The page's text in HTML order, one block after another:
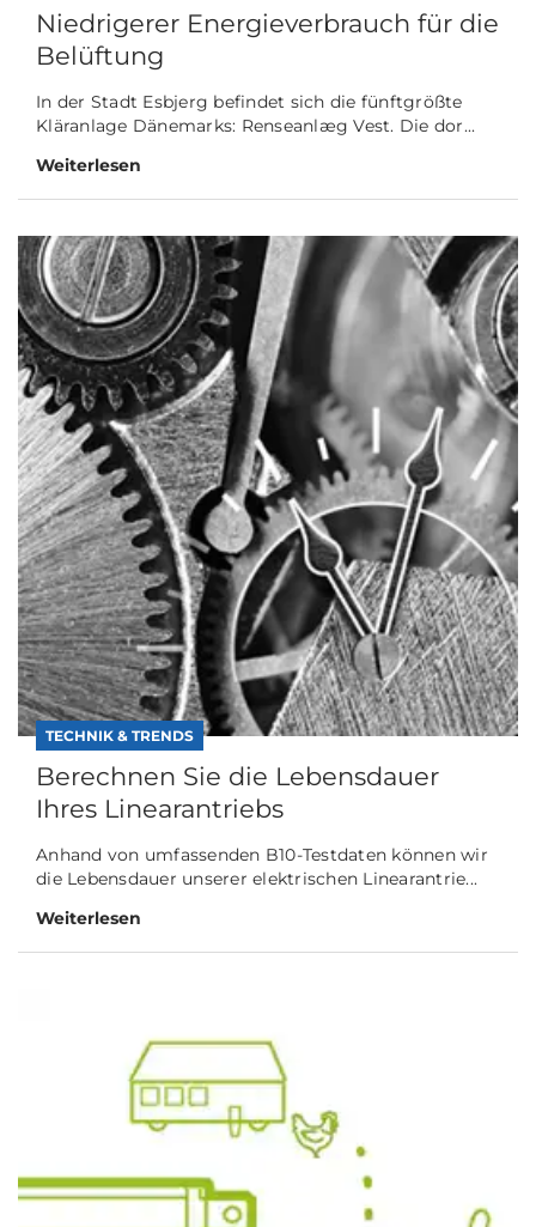
Niedrigerer Energieverbrauch für die
Belüftung
In der Stadt Esbjerg befindet sich die fünftgrößte
Kläranlage Dänemarks: Renseanlæg Vest. Die dor...
Weiterlesen
TECHNIK & TRENDS
Berechnen Sie die Lebensdauer
Ihres Linearantriebs
Anhand von umfassenden B10-Testdaten können wir
die Lebensdauer unserer elektrischen Linearantrie...
Weiterlesen